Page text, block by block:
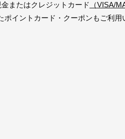
またはクレジットカード （VISA/
イントカード・クーポンもご利用